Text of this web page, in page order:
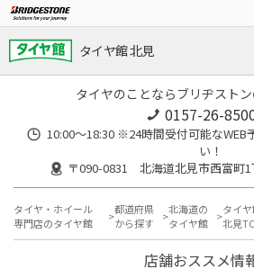
タイヤ館 北見
タイヤのことならブリヂスト
0157-26-
10:00～18:30 ※24時間受付可能なWEB
い！
〒090-0831 北海道北見市西富町1
タイヤ・ホイール
専門店のタイヤ館
都道府県
から探す
北海道の
タイヤ館
タイ
北見
店舗おススメ情